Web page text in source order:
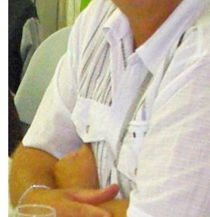
Numéros d'urgence
Terrains et maisons à vendre
VOTRE MAIRIE
Elus et agents
L'équipe municipale
Le personnel municipal
Les moyens financiers